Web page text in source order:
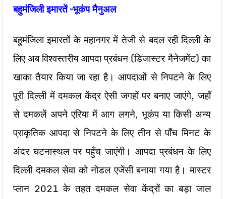
बहुमंजिलीइमारतें–भूकंपमैनुअल
बहुमंजिला इमारतों के महानगर में तेजी से बदल रही दिल्ली के
लिए अब विश्वस्तरीय आपदा प्रबंधन (डिजास्टर मैनेजमेंट) का
खाका तैयार किया जा रहा है। आपदाओं से निपटने के लिए
पूरी दिल्ली में दमकल केंद्र ऐसी जगहों पर बनाए जाएंगे, जहाँ
से दमकलें अपने एरिया में आग लगने, भूकंप या किसी अन्य
प्राकृतिक आपदा से निपटने के लिए तीन से पाँच मिनट के
अंदर घटनास्थल पर पहुँच जाएंगी। आपदा प्रबंधन के लिए
दिल्ली दमकल सेवा को नोडल एजेंसी बनाया गया है। मास्टर
प्लान 2021 के तहत दमकल सेवा केंद्रों का बड़ा जाल